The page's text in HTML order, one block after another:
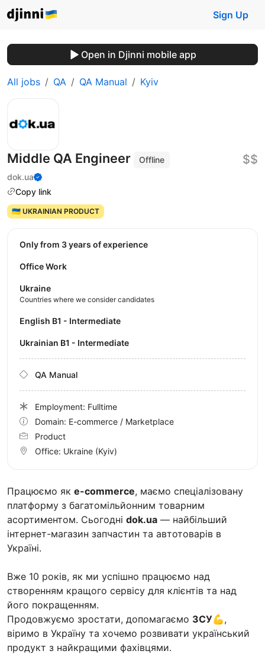
Sign Up
Open in Djinni mobile app
All jobs QA QA Manual Kyiv
Middle QA Engineer
Offline
dok.ua
Copy link
$$
🇺🇦 UKRAINIAN PRODUCT
Працюємо як e-commerce, маємо спеціалізовану
платформу з багатомільйонним товарним
асортиментом. Сьогодні dok.ua — найбільший
інтернет-магазин запчастин та автотоварів в
Україні.
Вже 10 років, як ми успішно працюємо над
створенням кращого сервісу для клієнтів та над
його покращенням.
Продовжуємо зростати, допомагаємо ЗСУ💪,
віримо в Україну та хочемо розвивати український
продукт з найкращими фахівцями.
Only from 3 years of experience
Office Work
Ukraine
Countries where we consider candidates
English B1 - Intermediate
Ukrainian B1 - Intermediate
QA Manual
Employment: Fulltime
Domain: E-commerce / Marketplace
Product
Office: Ukraine (Kyiv)